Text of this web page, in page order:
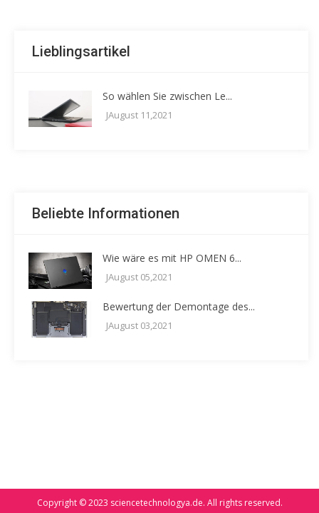
Lieblingsartikel
So wählen Sie zwischen Le...
JAugust 11,2021
Beliebte Informationen
Wie wäre es mit HP OMEN 6...
JAugust 05,2021
Bewertung der Demontage des...
JAugust 03,2021
Copyright © 2023 sciencetechnologya.de. All rights reserved.